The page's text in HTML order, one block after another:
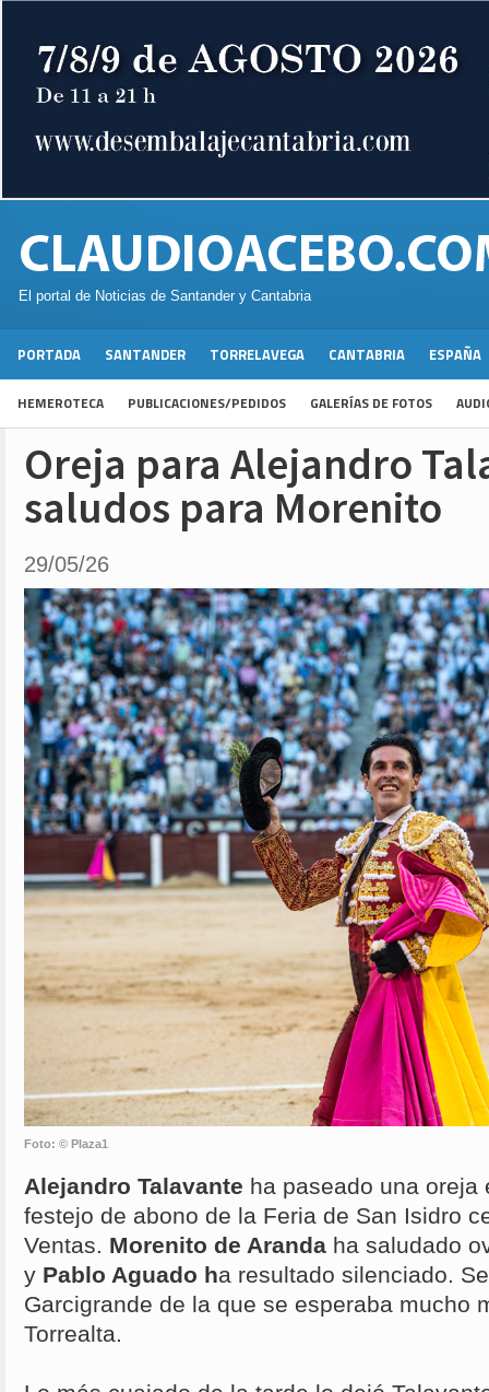
El portal de Noticias de Santander y Cantabria
PORTADA SANTANDER TORRELAVEGA CANTABRIA ESPAÑA
HEMEROTECA PUBLICACIONES/PEDIDOS GALERÍAS DE FOTOS
Oreja para Alejandro
saludos para Morenito
29/05/26
Foto: © Plaza1
Alejandro Talavante ha paseado una oreja
festejo de abono de la Feria de San Isidro
Ventas. Morenito de Aranda ha saludado
y Pablo Aguado ha resultado silenciado.
Garcigrande de la que se esperaba mucho
Torrealta.